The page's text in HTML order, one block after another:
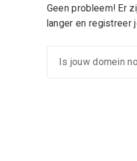
Geen probleem! Er
langer en registreer